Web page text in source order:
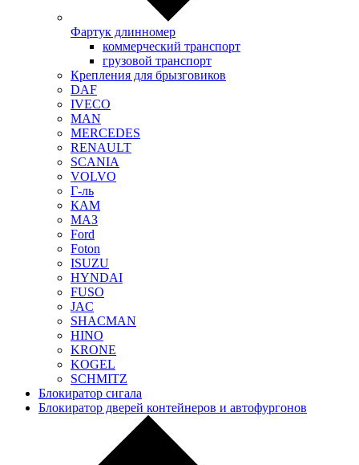
Фартук длинномер
коммерческий транспорт
грузовой транспорт
Крепления для брызговиков
DAF
IVECO
MAN
MERCEDES
RENAULT
SCANIA
VOLVO
Г-ль
КАМ
МАЗ
Ford
Foton
ISUZU
HYNDAI
FUSO
JAC
SHACMAN
HINO
KRONE
KOGEL
SCHMITZ
Блокиратор сигала
Блокиратор дверей контейнеров и автофургонов